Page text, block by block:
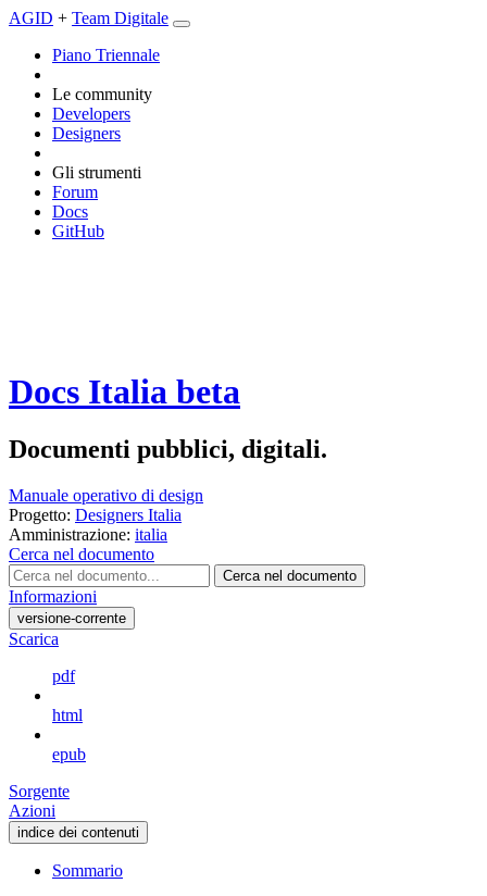
AGID + Team Digitale
Piano Triennale
Le community
Developers
Designers
Gli strumenti
Forum
Docs
GitHub
Docs Italia beta
Documenti pubblici, digitali.
Manuale operativo di design
Progetto: Designers Italia
Amministrazione: italia
Cerca nel documento
Cerca nel documento
Informazioni
versione-corrente
Scarica
pdf
html
epub
Sorgente
Azioni
indice dei contenuti
Sommario